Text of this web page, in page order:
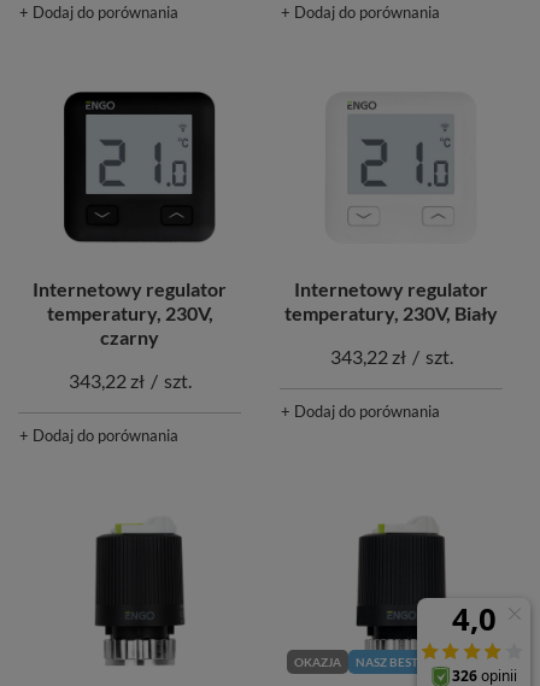
+ Dodaj do porównania + Dodaj do porównania
Internetowy regulator
temperatury, 230V,
czarny
343,22 zł / szt.
+ Dodaj do porównania
Internetowy regulator
temperatury, 230V, Biały
343,22 zł / szt.
+ Dodaj do porównania
OKAZJA NASZ BESTSELLER